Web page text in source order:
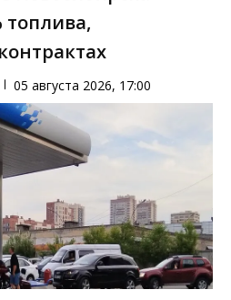
топлива,
05 августа 2026, 17:00